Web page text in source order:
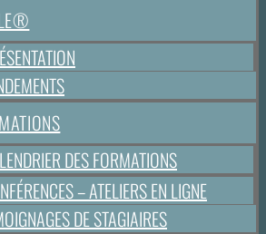
DES FORMATIONS
– ATELIERS EN LIGNE
DE STAGIAIRES